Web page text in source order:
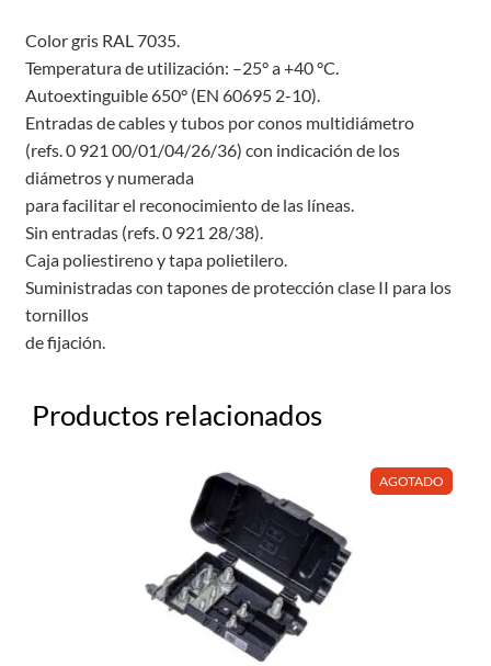
Color gris RAL 7035.
Temperatura de utilización: –25° a +40 °C.
Autoextinguible 650° (EN 60695 2-10).
Entradas de cables y tubos por conos multidiámetro
(refs. 0 921 00/01/04/26/36) con indicación de los
diámetros y numerada
para facilitar el reconocimiento de las líneas.
Sin entradas (refs. 0 921 28/38).
Caja poliestireno y tapa polietilero.
Suministradas con tapones de protección clase II para los
tornillos
de fijación.
Productos relacionados
AGOTADO